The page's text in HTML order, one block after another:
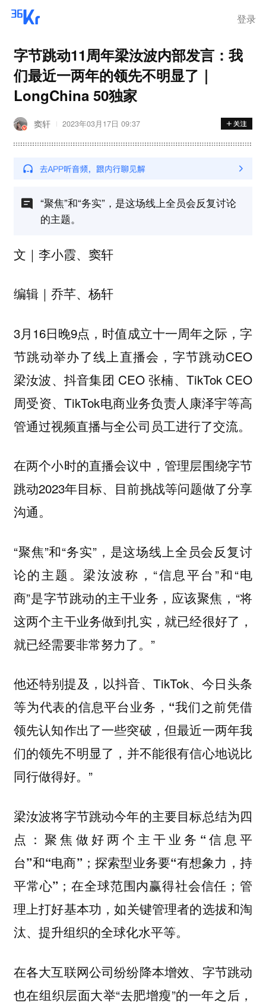
登录
字节跳动11周年梁汝波内部发言：我
们最近一两年的领先不明显了｜
LongChina 50独家
窦轩 2023年03月17日 09:37
“聚焦”和“务实”，是这场线上全员会反复讨论
的主题。
文｜李小霞、窦轩
编辑｜乔芊、杨轩
3月16日晚9点，时值成立十一周年之际，字
节跳动举办了线上直播会，字节跳动CEO
梁汝波、抖音集团 CEO 张楠、TikTok CEO
周受资、TikTok电商业务负责人康泽宇等高
管通过视频直播与全公司员工进行了交流。
在两个小时的直播会议中，管理层围绕字节
跳动2023年目标、目前挑战等问题做了分享
沟通。
“聚焦”和“务实”，是这场线上全员会反复讨
论的主题。梁汝波称，“信息平台”和“电
商”是字节跳动的主干业务，应该聚焦，“将
这两个主干业务做到扎实，就已经很好了，
就已经需要非常努力了。”
他还特别提及，以抖音、TikTok、今日头条
等为代表的信息平台业务， “我们之前凭借
领先认知作出了一些突破，但最近一两年我
们的领先不明显了， 并不能很有信心地说比
同行做得好。”
梁汝波将字节跳动今年的主要目标总结为四
点： 聚焦做好两个主干业务“信息平
台”和“电商”；探索型业务要“有想象力，持
平常心”；在全球范围内赢得社会信任；管
理上打好基本功 ，如关键管理者的选拔和淘
汰、提升组织的全球化水平等。
在各大互联网公司纷纷降本增效、字节跳动
也在组织层面大举“去肥增瘦”的一年之后，